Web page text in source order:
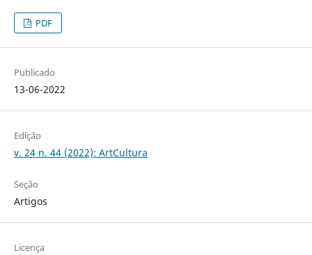
PDF
Publicado
13-06-2022
Edição
v. 24 n. 44 (2022): ArtCultura
Seção
Artigos
Licença